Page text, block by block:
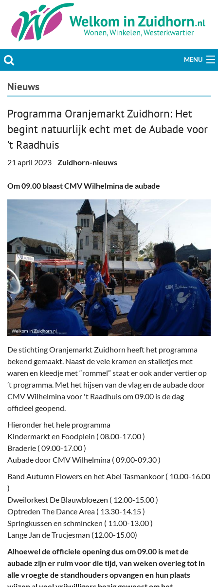
MENU
Actueel
Welzijn & Maatschappij
Plaats bericht
Nieuws
Programma Oranjemarkt Zuidhorn: Het
begint natuurlijk echt met de Aubade voor
’t Raadhuis
21 april 2023 Zuidhorn-nieuws
Om 09.00 blaast CMV Wilhelmina de aubade
De stichting Oranjemarkt Zuidhorn heeft het programma
bekend gemaakt. Naast de vele kramen en stalletjes met
waren en kleedje met “rommel” staat er ook ander vertier op
’t programma. Met het hijsen van de vlag en de aubade door
CMV Wilhelmina voor 't Raadhuis om 09.00 is de dag
officieel geopend.
Hieronder het hele programma
Kindermarkt en Foodplein ( 08.00-17.00 )
Braderie ( 09.00-17.00 )
Aubade door CMV Wilhelmina ( 09.00-09.30 )
Band Autumn Flowers en het Abel Tasmankoor ( 10.00-16.00
)
Dweilorkest De Blauwbloezen ( 12.00-15.00 )
Optreden The Dance Area ( 13.30-14.15 )
Springkussen en schmincken ( 11.00-13.00 )
Lange Jan de Trucjesman (12.00-15.00)
Alhoewel de officiele opening dus om 09.00 is met de
aubade zijn er ruim voor die tijd, van weken overleg tot in
alle vroegte de standhouders opvangen en hun plaats